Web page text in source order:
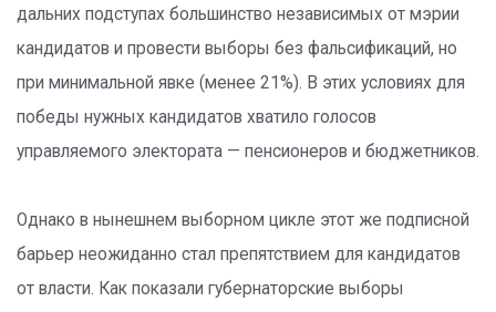
дальних подступах большинство независимых от мэрии
кандидатов и провести выборы без фальсификаций, но
при минимальной явке (менее 21%). В этих условиях для
победы нужных кандидатов хватило голосов
управляемого электората — пенсионеров и бюджетников.
Однако в нынешнем выборном цикле этот же подписной
барьер неожиданно стал препятствием для кандидатов
от власти. Как показали губернаторские выборы